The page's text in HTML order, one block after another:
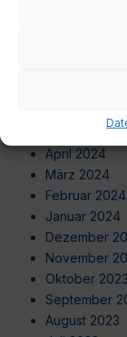
April 2024
März 2024
Februar 2024
Januar 2024
Dezember
November
Oktober 2023
September
August 2023